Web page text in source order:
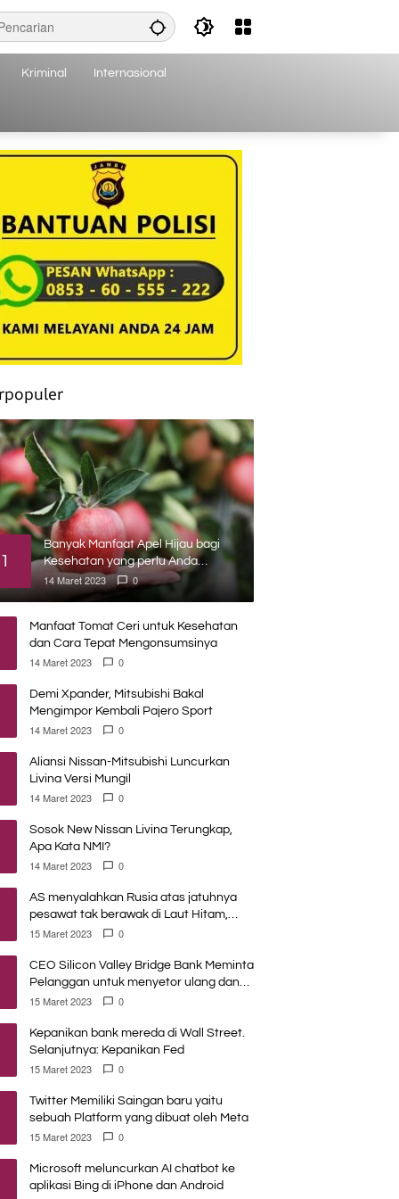
Kriminal Internasional
1
Banyak Manfaat Apel Hijau bagi
Kesehatan yang perlu Anda
ketahui
14 Maret 2023 0
Manfaat Tomat Ceri untuk Kesehatan
dan Cara Tepat Mengonsumsinya
14 Maret 2023 0
Demi Xpander, Mitsubishi Bakal
Mengimpor Kembali Pajero Sport
14 Maret 2023 0
Aliansi Nissan-Mitsubishi Luncurkan
Livina Versi Mungil
14 Maret 2023 0
Sosok New Nissan Livina Terungkap,
Apa Kata NMI?
14 Maret 2023 0
AS menyalahkan Rusia atas jatuhnya
pesawat tak berawak di Laut Hitam,
Moskow menyangkal
15 Maret 2023 0
CEO Silicon Valley Bridge Bank Meminta
Pelanggan untuk menyetor ulang dana
Mereka
15 Maret 2023 0
Kepanikan bank mereda di Wall Street.
Selanjutnya: Kepanikan Fed
15 Maret 2023 0
Twitter Memiliki Saingan baru yaitu
sebuah Platform yang dibuat oleh Meta
15 Maret 2023 0
Microsoft meluncurkan AI chatbot ke
aplikasi Bing di iPhone dan Android